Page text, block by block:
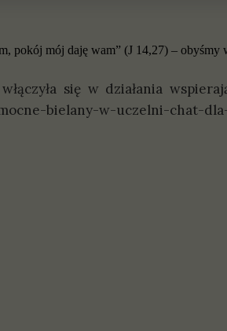
pokój mój daję wam” (J 14,27) – obyśmy
się w działania
bielany-w-uczelni-chat-